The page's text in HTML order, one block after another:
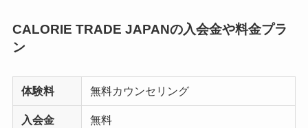
CALORIE TRADE JAPANの入会金や料金プラ
ン
体験料 無料カウンセリング
入会金 無料